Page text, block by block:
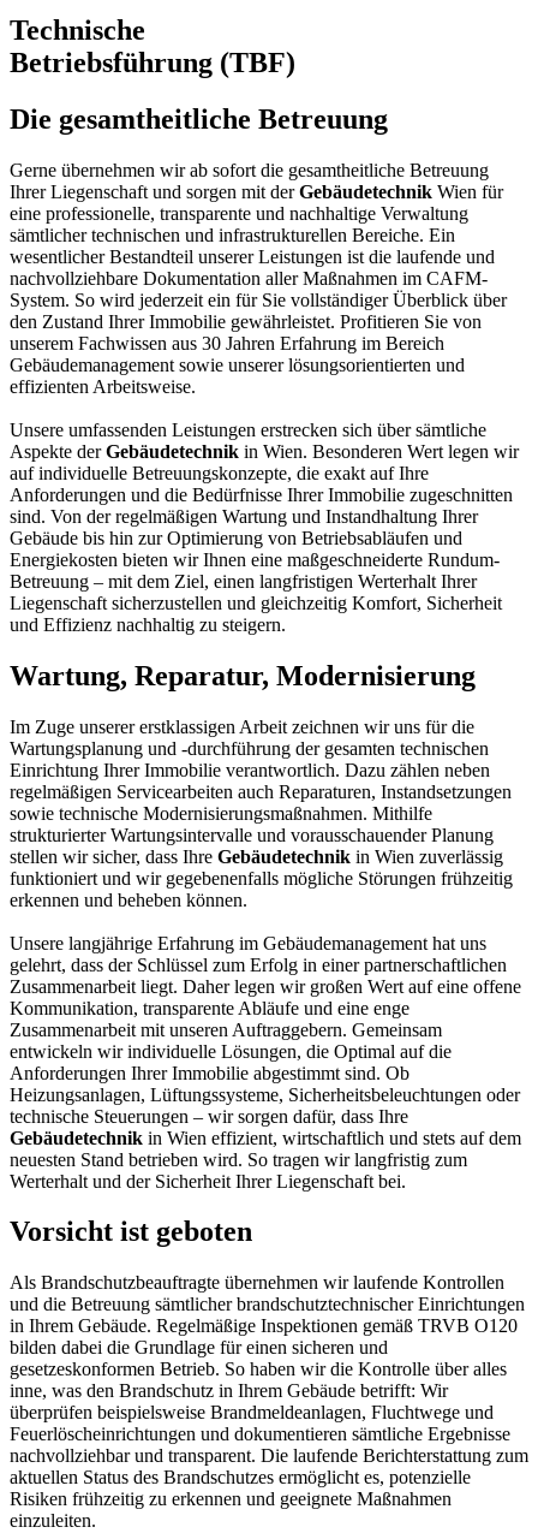
Technische
Betriebsführung (TBF)
Die gesamtheitliche Betreuung
Gerne übernehmen wir ab sofort die gesamtheitliche Betreuung
Ihrer Liegenschaft und sorgen mit derGebäudetechnik Wien für
eine professionelle, transparente und nachhaltige Verwaltung
sämtlicher technischen und infrastrukturellen Bereiche. Ein
wesentlicher Bestandteil unserer Leistungen ist die laufende und
nachvollziehbare Dokumentation aller Maßnahmen im CAFM-
System. So wird jederzeit ein für Sie vollständiger Überblick über
den Zustand Ihrer Immobilie gewährleistet. Profitieren Sie von
unserem Fachwissen aus 30 Jahren Erfahrung im Bereich
Gebäudemanagement sowie unserer lösungsorientierten und
effizienten Arbeitsweise.
Unsere umfassenden Leistungen erstrecken sich über sämtliche
Aspekte derGebäudetechnik in Wien. Besonderen Wert legen wir
auf individuelle Betreuungskonzepte, die exakt auf Ihre
Anforderungen und die Bedürfnisse Ihrer Immobilie zugeschnitten
sind. Von der regelmäßigen Wartung und Instandhaltung Ihrer
Gebäude bis hin zur Optimierung von Betriebsabläufen und
Energiekosten bieten wir Ihnen eine maßgeschneiderte Rundum-
Betreuung – mit dem Ziel, einen langfristigen Werterhalt Ihrer
Liegenschaft sicherzustellen und gleichzeitig Komfort, Sicherheit
und Effizienz nachhaltig zu steigern.
Wartung, Reparatur, Modernisierung
Im Zuge unserer erstklassigen Arbeit zeichnen wir uns für die
Wartungsplanung und -durchführung der gesamten technischen
Einrichtung Ihrer Immobilie verantwortlich. Dazu zählen neben
regelmäßigen Servicearbeiten auch Reparaturen, Instandsetzungen
sowie technische Modernisierungsmaßnahmen. Mithilfe
strukturierter Wartungsintervalle und vorausschauender Planung
stellen wir sicher, dass Ihre Gebäudetechnik in Wien zuverlässig
funktioniert und wir gegebenenfalls mögliche Störungen frühzeitig
erkennen und beheben können.
Unsere langjährige Erfahrung im Gebäudemanagement hat uns
gelehrt, dass der Schlüssel zum Erfolg in einer partnerschaftlichen
Zusammenarbeit liegt. Daher legen wir großen Wert auf eine offene
Kommunikation, transparente Abläufe und eine enge
Zusammenarbeit mit unseren Auftraggebern. Gemeinsam
entwickeln wir individuelle Lösungen, die Optimal auf die
Anforderungen Ihrer Immobilie abgestimmt sind. Ob
Heizungsanlagen, Lüftungssysteme, Sicherheitsbeleuchtungen oder
technische Steuerungen – wir sorgen dafür, dass Ihre
Gebäudetechnik in Wien effizient, wirtschaftlich und stets auf dem
neuesten Stand betrieben wird. So tragen wir langfristig zum
Werterhalt und der Sicherheit Ihrer Liegenschaft bei.
Vorsicht ist geboten
Als Brandschutzbeauftragte übernehmen wir laufende Kontrollen
und die Betreuung sämtlicher brandschutztechnischer Einrichtungen
in Ihrem Gebäude. Regelmäßige Inspektionen gemäß TRVB O120
bilden dabei die Grundlage für einen sicheren und
gesetzeskonformen Betrieb. So haben wir die Kontrolle über alles
inne, was den Brandschutz in Ihrem Gebäude betrifft: Wir
überprüfen beispielsweise Brandmeldeanlagen, Fluchtwege und
Feuerlöscheinrichtungen und dokumentieren sämtliche Ergebnisse
nachvollziehbar und transparent. Die laufende Berichterstattung zum
aktuellen Status des Brandschutzes ermöglicht es, potenzielle
Risiken frühzeitig zu erkennen und geeignete Maßnahmen
einzuleiten.